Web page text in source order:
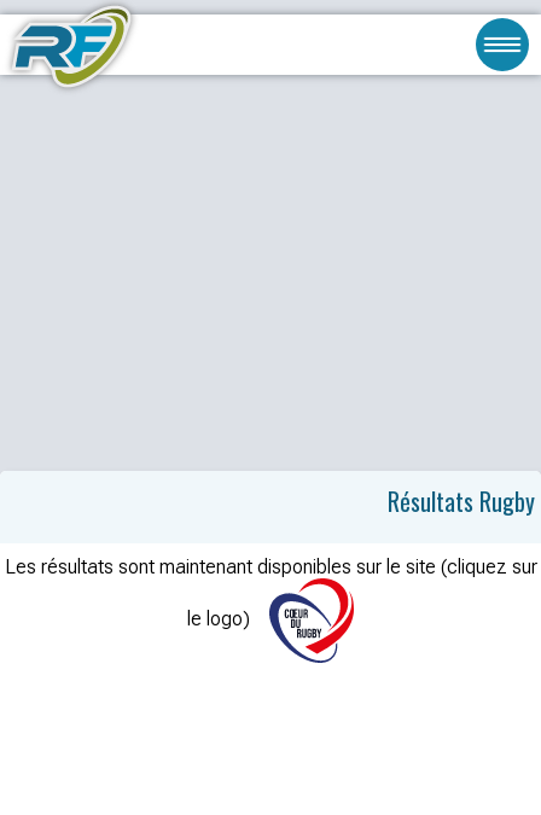
Résultats Rugby
Les résultats sont maintenant disponibles sur le site (cliquez sur
le logo)